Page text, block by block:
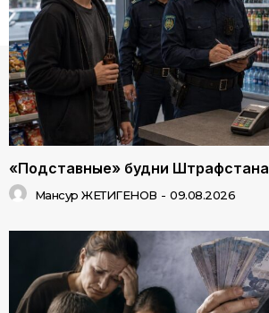
«Подставные» будни Штрафстана
Мансур ЖЕТИГЕНОВ - 09.08.2026